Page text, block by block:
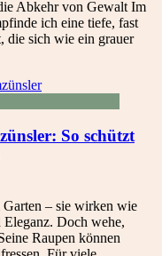
Abkehr von Gewalt Im
ich eine tiefe, fast
die sich wie ein grauer
So schützt
– sie wirken wie
Doch wehe,
Raupen können